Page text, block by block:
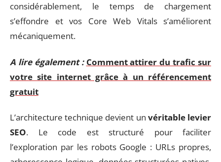
considérablement, le temps de chargement
s’effondre et vos Core Web Vitals s’améliorent
mécaniquement.
A lire également : Comment attirer du trafic sur
votre site internet grâce à un référencement
gratuit
L’architecture technique devient un véritable levier
SEO. Le code est structuré pour faciliter
l’exploration par les robots Google : URLs propres,